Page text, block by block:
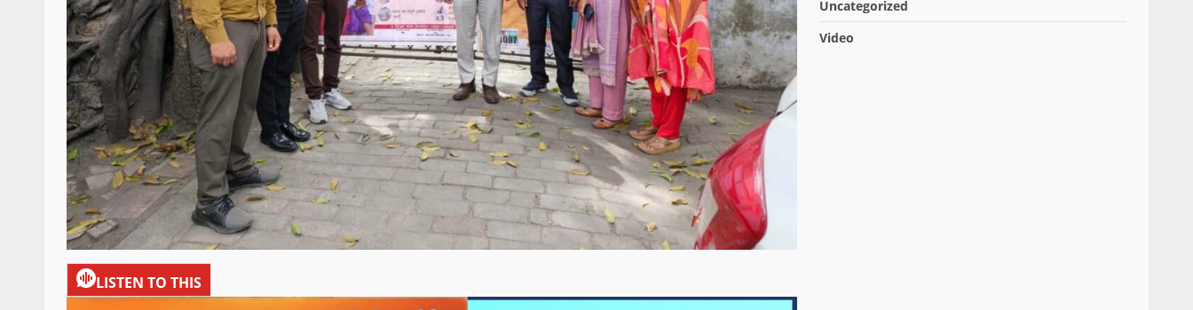
LISTEN TO THIS
Uncategorized
Video